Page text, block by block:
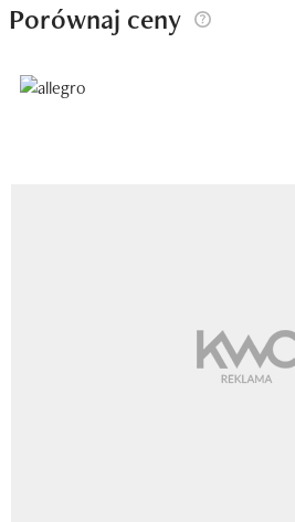
Porównaj ceny